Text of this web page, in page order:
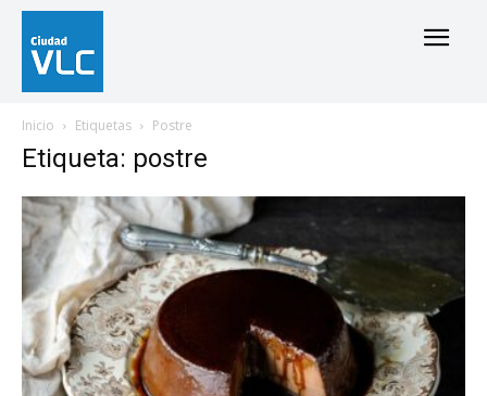
Inicio Etiquetas Postre
Etiqueta: postre